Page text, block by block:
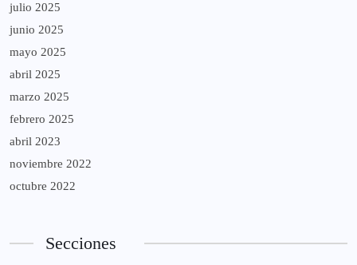
julio 2025
junio 2025
mayo 2025
abril 2025
marzo 2025
febrero 2025
abril 2023
noviembre 2022
octubre 2022
Secciones